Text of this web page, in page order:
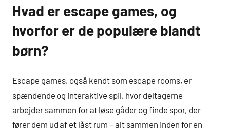
Hvad er escape games, og
hvorfor er de populære blandt
børn?
Escape games, også kendt som escape rooms, er
spændende og interaktive spil, hvor deltagerne
arbejder sammen for at løse gåder og finde spor, der
fører dem ud af et låst rum – alt sammen inden for en